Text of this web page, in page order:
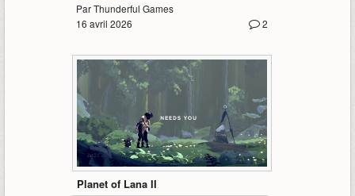
Par Thunderful Games
2
16 avril 2026
1:39
Planet of Lana II